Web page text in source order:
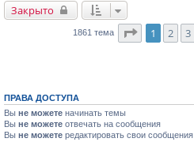
Закрыто
1861 тема Страница1
1 2 3
ПРАВА ДОСТУПА
Вы не можете начинать темы
Вы не можете отвечать на сообщения
Вы не можете редактировать свои сообщения